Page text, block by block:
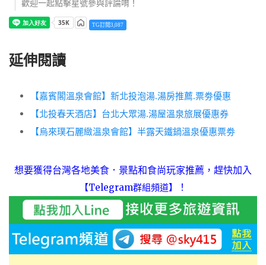
歡迎一起點擊星號參與評論唷！
TG訂閱3,087
延伸閱讀
【嘉賓閣溫泉會館】新北投泡湯.湯房推薦.票劵優惠
【北投春天酒店】台北大眾湯.湯屋溫泉旅展優惠券
【烏來璞石麗緻溫泉會館】半露天鐵鍋溫泉優惠票劵
想要獲得台灣各地美食．景點和食尚玩家推薦，趕快加入
【Telegram群組頻道】 ！